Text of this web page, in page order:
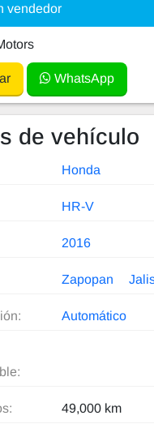
vendedor
WhatsApp
de vehículo
Honda
HR-V
2016
Zapopan
Automático
49,000 km